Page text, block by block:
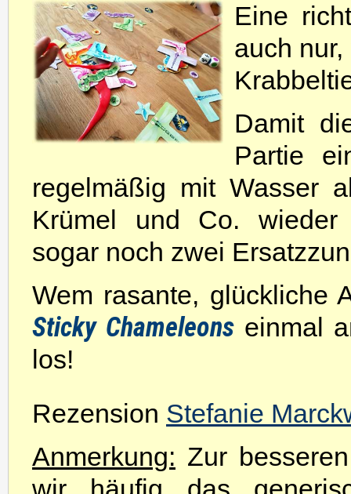
Eine
auch
Damit
Partie
regelmäßig mit Wasser
Krümel und Co. wieder
sogar noch zwei
Wem rasante, glückliche
Sticky Chameleons einmal
los!
Rezension Stefanie
Anmerkung: Zur